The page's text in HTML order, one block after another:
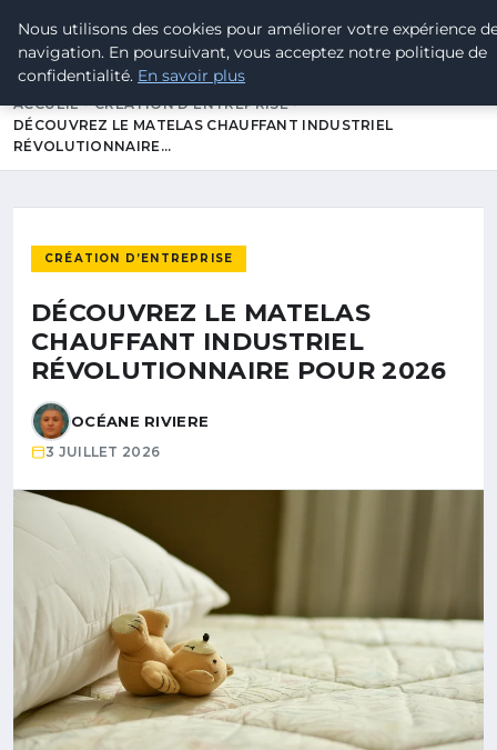
7
Tramway7
Passion Tramway & Transport Urbain
ACCUEIL
CRÉATION D’ENTREPRISE
DÉCOUVREZ LE MATELAS CHAUFFANT INDUSTRIEL
RÉVOLUTIONNAIRE…
CRÉATION D’ENTREPRISE
DÉCOUVREZ LE MATELAS
CHAUFFANT INDUSTRIEL
RÉVOLUTIONNAIRE POUR 2026
OCÉANE RIVIERE
3 JUILLET 2026
Nous utilisons des cookies pour améliorer votre expérience
navigation. En poursuivant, vous acceptez notre politique de
confidentialité. En savoir plus